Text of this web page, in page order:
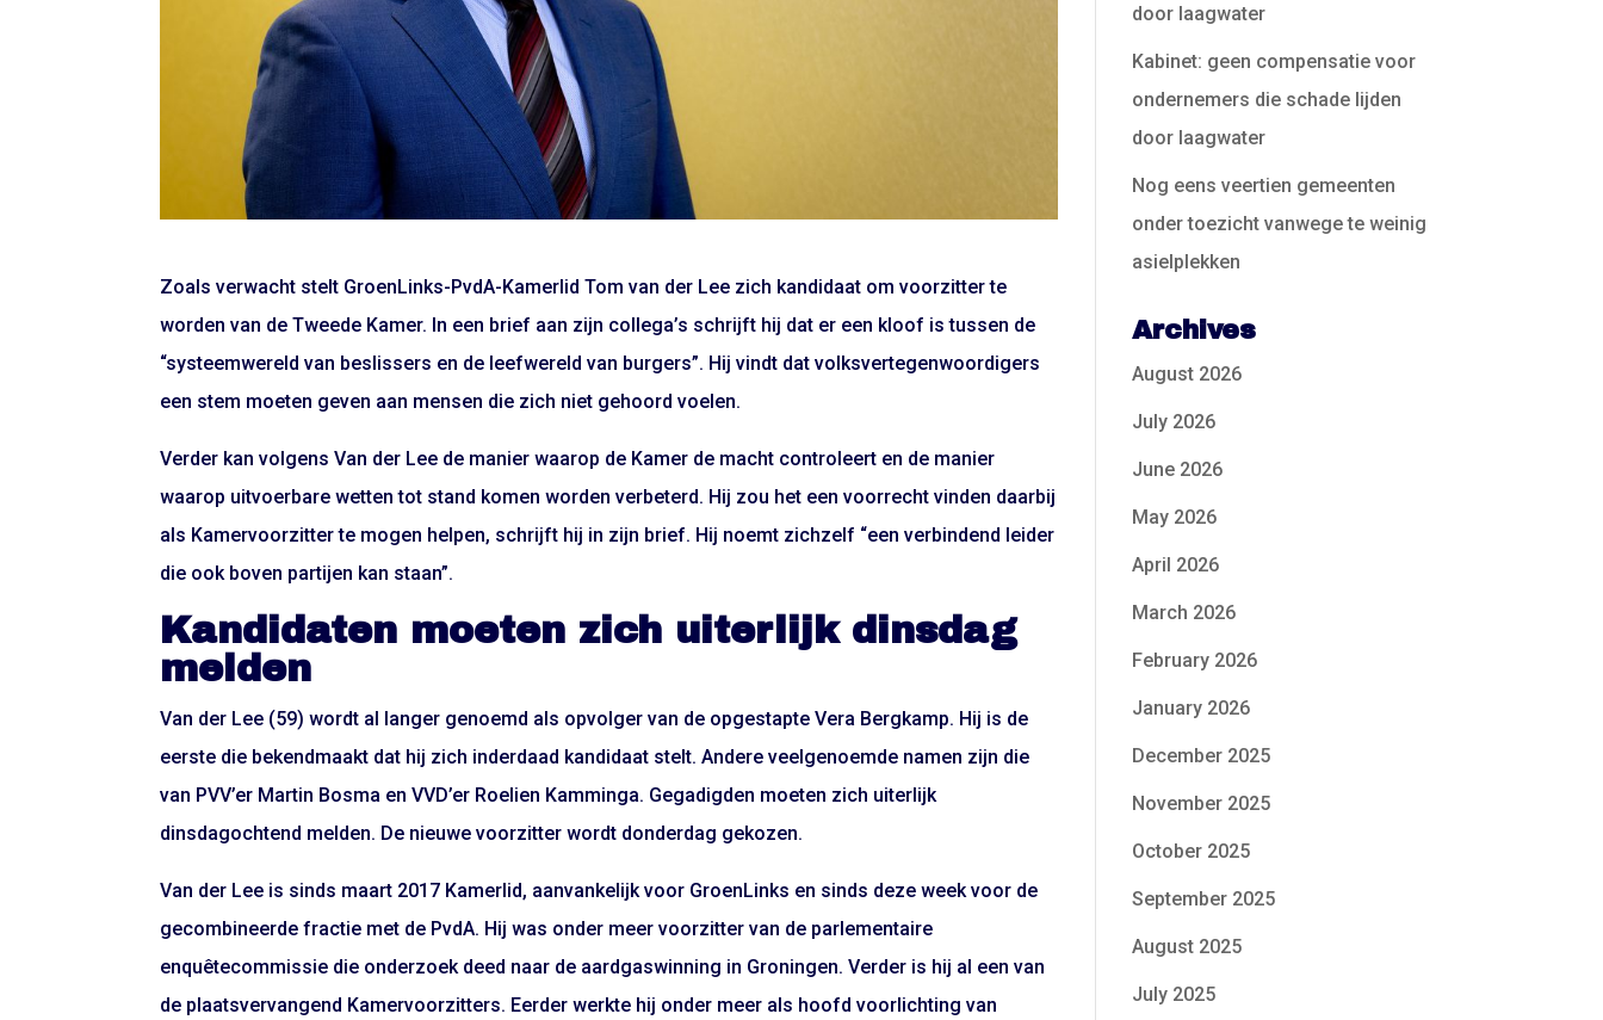
Zoals verwacht stelt GroenLinks-PvdA-Kamerlid Tom van der Lee zich kandidaat om voorzitter te
worden van de Tweede Kamer. In een brief aan zijn collega’s schrijft hij dat er een kloof is tussen de
“systeemwereld van beslissers en de leefwereld van burgers”. Hij vindt dat volksvertegenwoordigers
een stem moeten geven aan mensen die zich niet gehoord voelen.
Verder kan volgens Van der Lee de manier waarop de Kamer de macht controleert en de manier
waarop uitvoerbare wetten tot stand komen worden verbeterd. Hij zou het een voorrecht vinden daarbij
als Kamervoorzitter te mogen helpen, schrijft hij in zijn brief. Hij noemt zichzelf “een verbindend leider
die ook boven partijen kan staan”.
Kandidaten moeten zich uiterlijk dinsdag
melden
Van der Lee (59) wordt al langer genoemd als opvolger van de opgestapte Vera Bergkamp. Hij is de
eerste die bekendmaakt dat hij zich inderdaad kandidaat stelt. Andere veelgenoemde namen zijn die
van PVV’er Martin Bosma en VVD’er Roelien Kamminga. Gegadigden moeten zich uiterlijk
dinsdagochtend melden. De nieuwe voorzitter wordt donderdag gekozen.
Van der Lee is sinds maart 2017 Kamerlid, aanvankelijk voor GroenLinks en sinds deze week voor de
gecombineerde fractie met de PvdA. Hij was onder meer voorzitter van de parlementaire
enquêtecommissie die onderzoek deed naar de aardgaswinning in Groningen. Verder is hij al een van
de plaatsvervangend Kamervoorzitters. Eerder werkte hij onder meer als hoofd voorlichting van
door laagwater
Kabinet: geen compensatie voor
ondernemers die schade lijden
door laagwater
Nog eens veertien gemeenten
onder toezicht vanwege te weinig
asielplekken
Archives
August 2026
July 2026
June 2026
May 2026
April 2026
March 2026
February 2026
January 2026
December 2025
November 2025
October 2025
September 2025
August 2025
July 2025